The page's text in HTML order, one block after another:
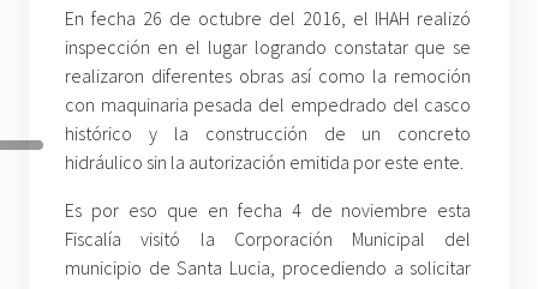
En fecha 26 de octubre del 2016, el IHAH realizó
inspección en el lugar logrando constatar que se
realizaron diferentes obras así como la remoción
con maquinaria pesada del empedrado del casco
histórico y la construcción de un concreto
hidráulico sin la autorización emitida por este ente.
Es por eso que en fecha 4 de noviembre esta
Fiscalía visitó la Corporación Municipal del
municipio de Santa Lucia, procediendo a solicitar